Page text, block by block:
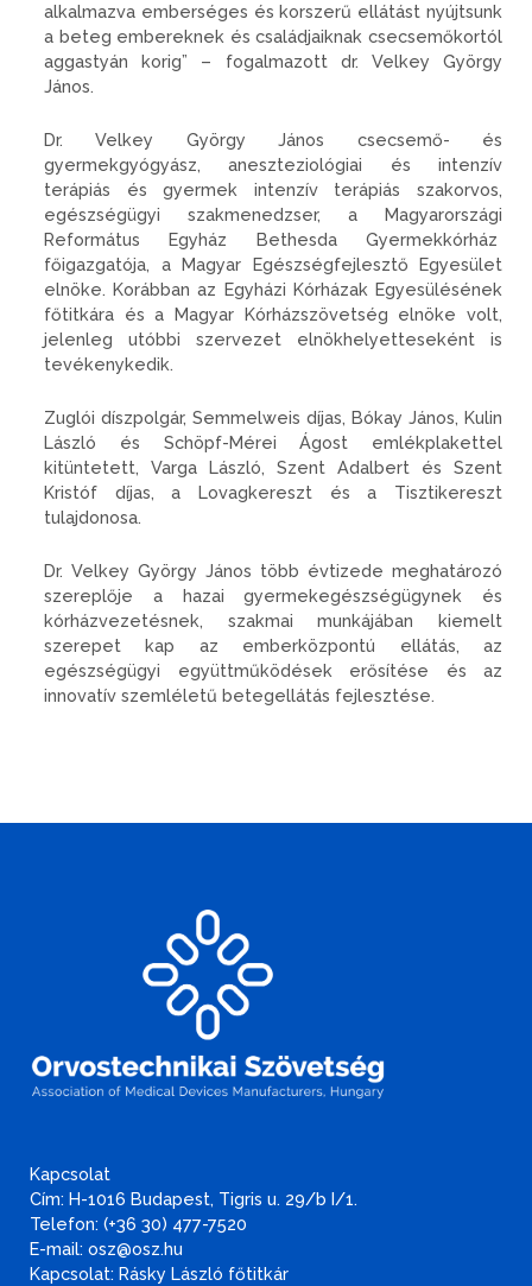
alkalmazva emberséges és korszerű ellátást nyújtsunk
a beteg embereknek és családjaiknak csecsemőkortól
aggastyán korig” – fogalmazott dr. Velkey György
János.
Dr. Velkey György János csecsemő- és
gyermekgyógyász, aneszteziológiai és intenzív
terápiás és gyermek intenzív terápiás szakorvos,
egészségügyi szakmenedzser, a Magyarországi
Református Egyház Bethesda Gyermekkórház
főigazgatója, a Magyar Egészségfejlesztő Egyesület
elnöke. Korábban az Egyházi Kórházak Egyesülésének
főtitkára és a Magyar Kórházszövetség elnöke volt,
jelenleg utóbbi szervezet elnökhelyetteseként is
tevékenykedik.
Zuglói díszpolgár, Semmelweis díjas, Bókay János, Kulin
László és Schöpf-Mérei Ágost emlékplakettel
kitüntetett, Varga László, Szent Adalbert és Szent
Kristóf díjas, a Lovagkereszt és a Tisztikereszt
tulajdonosa.
Dr. Velkey György János több évtizede meghatározó
szereplője a hazai gyermekegészségügynek és
kórházvezetésnek, szakmai munkájában kiemelt
szerepet kap az emberközpontú ellátás, az
egészségügyi együttműködések erősítése és az
innovatív szemléletű betegellátás fejlesztése.
Kapcsolat
Cím: H-1016 Budapest, Tigris u. 29/b I/1.
Telefon: (+36 30) 477-7520
E-mail: osz@osz.hu
Kapcsolat: Rásky László főtitkár